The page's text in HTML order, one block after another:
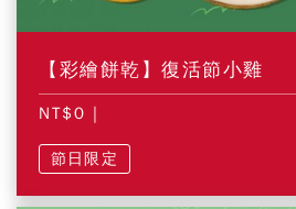
【彩繪餅乾】復活節小雞
NT$0 |
節日限定